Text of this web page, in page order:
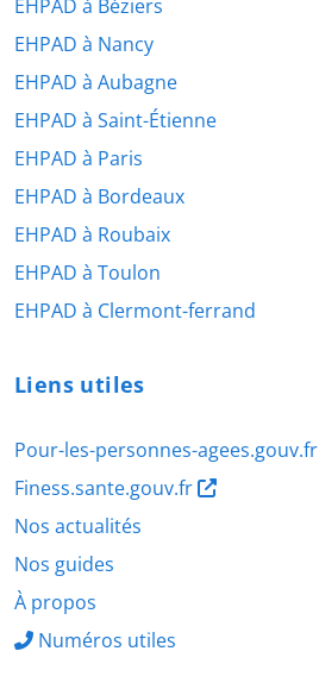
EHPAD à Béziers
EHPAD à Nancy
EHPAD à Aubagne
EHPAD à Saint-Étienne
EHPAD à Paris
EHPAD à Bordeaux
EHPAD à Roubaix
EHPAD à Toulon
EHPAD à Clermont-ferrand
Liens utiles
Pour-les-personnes-agees.gouv.fr
Finess.sante.gouv.fr
Nos actualités
Nos guides
À propos
Numéros utiles